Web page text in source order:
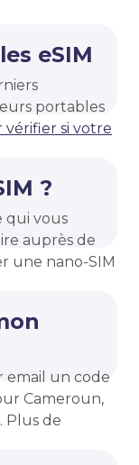
eSIM
portables
vérifier si votre
?
qui vous
auprès de
une nano-SIM
email un code
Cameroun,
Plus de